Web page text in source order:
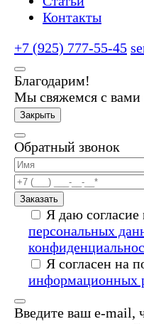
Контакты
+7 (925) 777-55-45
Благодарим!
Мы свяжемся с вами
Закрыть
Обратный звонок
Заказать
Я даю согласие
персональных
Я согласен на
информационных
Введите ваш e-mail,